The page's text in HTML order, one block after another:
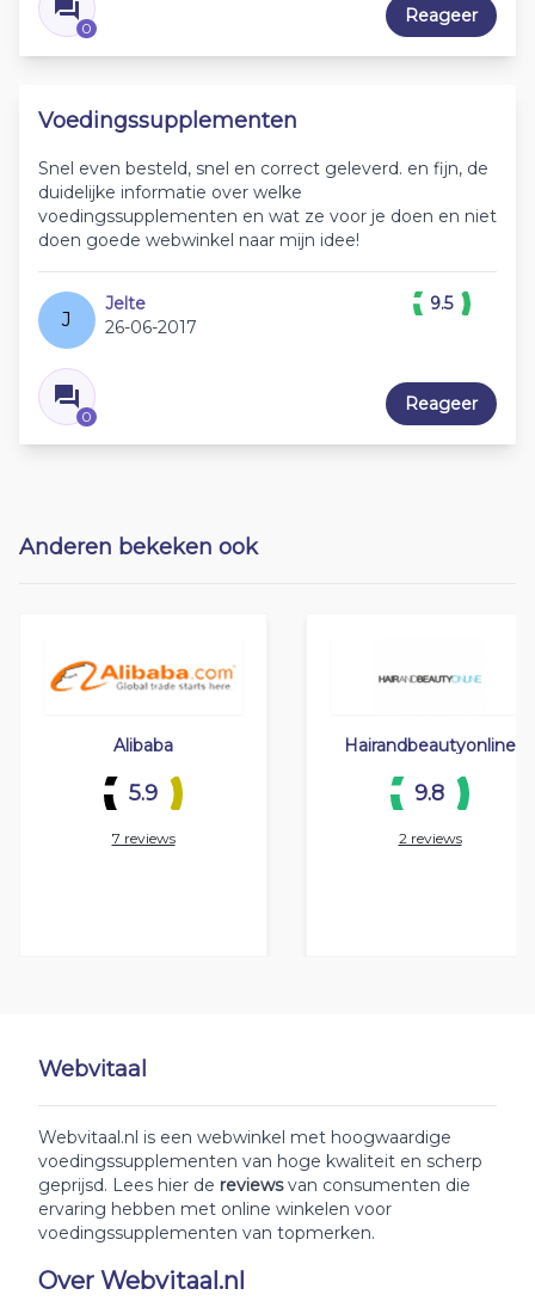
Webvitaal
Webvitaal.nl is een webwinkel met hoogwaardige
voedingssupplementen van hoge kwaliteit en scherp
geprijsd. Lees hier de reviewsvan consumenten die
ervaring hebben met online winkelen voor
voedingssupplementen van topmerken.
Over Webvitaal.nl
0
Reageer
Voedingssupplementen
Snel even besteld, snel en correct geleverd. en fijn, de
duidelijke informatie over welke
voedingssupplementen en wat ze voor je doen en niet
doen goede webwinkel naar mijn idee!
J
Jelte
26-06-2017
0
9.5
Reageer
Anderen bekeken ook
Alibaba
5.9
7 reviews
Hairandbeautyonline
9.8
2 reviews